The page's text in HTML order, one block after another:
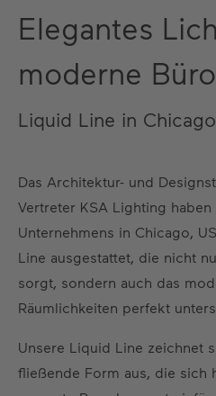
Elegantes
moderne
Liquid Line in Chicago
Das Architektur- und
Vertreter KSA Lighting
Unternehmens in Chicago,
Line ausgestattet, die nicht
sorgt, sondern auch das
Räumlichkeiten perfekt
Unsere Liquid Line zeichnet
fließende Form aus, die sich